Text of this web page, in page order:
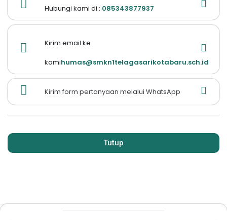
Hubungi kami di : 085343877937
Kirim email ke
kamihumas@smkn1telagasarikotabaru.sch.id
Kirim form pertanyaan melalui WhatsApp
Tutup